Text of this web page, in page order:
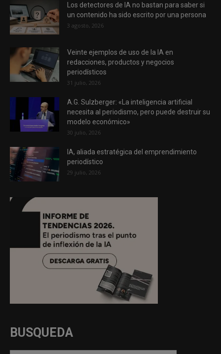
Los detectores de IA no bastan para saber si
un contenido ha sido escrito por una persona
3 agosto, 2026
Veinte ejemplos de uso de la IA en
redacciones, productos y negocios
periodísticos
31 julio, 2026
A.G. Sulzberger: «La inteligencia artificial
necesita al periodismo, pero puede destruir su
modelo económico»
30 julio, 2026
IA, aliada estratégica del emprendimiento
periodístico
29 julio, 2026
BUSQUEDA